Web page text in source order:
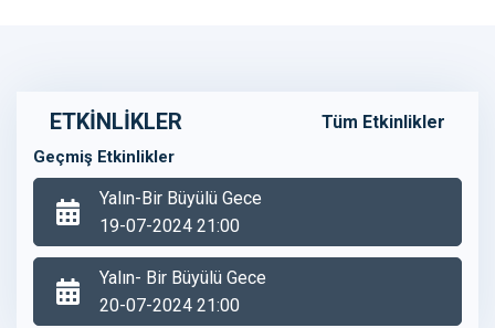
ETKİNLİKLER Tüm Etkinlikler
Geçmiş Etkinlikler
Yalın-Bir Büyülü Gece
19-07-2024 21:00
Yalın- Bir Büyülü Gece
20-07-2024 21:00